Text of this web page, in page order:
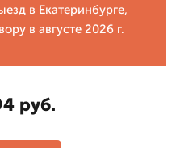
в Екатеринбурге,
в августе 2026 г.
руб.